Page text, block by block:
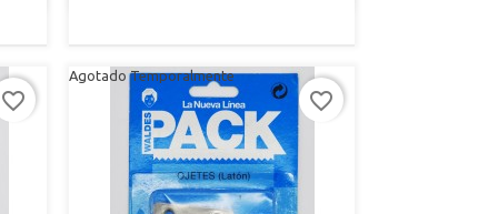
favorite_border
Agotado Temporalmente
favorite_border